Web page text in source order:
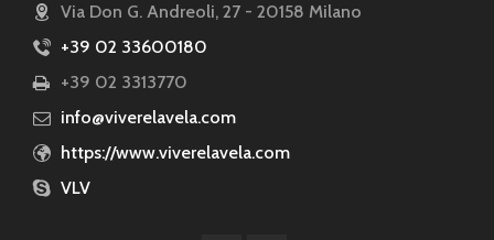
Via Don G. Andreoli, 27 - 20158 Milano
+39 02 33600180
+39 02 3313770
info@viverelavela.com
https://www.viverelavela.com
VLV